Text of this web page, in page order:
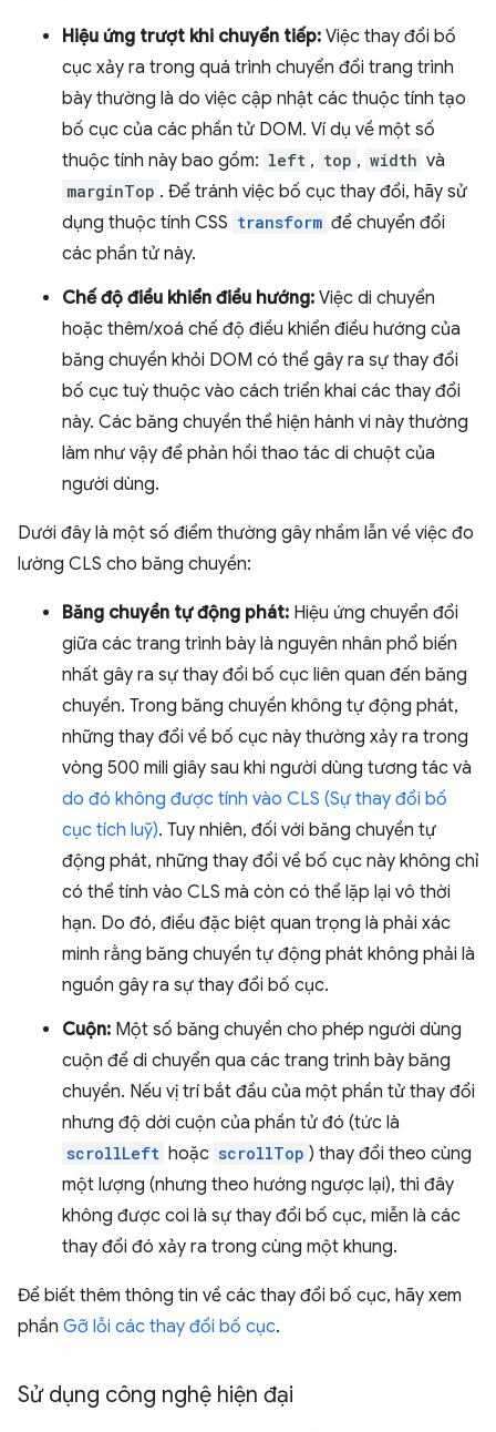
Hiệu ứng trượt khi chuyển tiếp: Việc thay đổi bố
cục xảy ra trong quá trình chuyển đổi trang trình
bày thường là do việc cập nhật các thuộc tính tạo
bố cục của các phần tử DOM. Ví dụ về một số
thuộc tính này bao gồm: left , top , width và
marginTop . Để tránh việc bố cục thay đổi, hãy sử
dụng thuộc tính CSS transform để chuyển đổi
các phần tử này.
Chế độ điều khiển điều hướng: Việc di chuyển
hoặc thêm/xoá chế độ điều khiển điều hướng của
băng chuyền khỏi DOM có thể gây ra sự thay đổi
bố cục tuỳ thuộc vào cách triển khai các thay đổi
này. Các băng chuyền thể hiện hành vi này thường
làm như vậy để phản hồi thao tác di chuột của
người dùng.
Dưới đây là một số điểm thường gây nhầm lẫn về việc đo
lường CLS cho băng chuyền:
Băng chuyền tự động phát: Hiệu ứng chuyển đổi
giữa các trang trình bày là nguyên nhân phổ biến
nhất gây ra sự thay đổi bố cục liên quan đến băng
chuyền. Trong băng chuyền không tự động phát,
những thay đổi về bố cục này thường xảy ra trong
vòng 500 mili giây sau khi người dùng tương tác và
do đó không được tính vào CLS (Sự thay đổi bố
cục tích luỹ). Tuy nhiên, đối với băng chuyền tự
động phát, những thay đổi về bố cục này không chỉ
có thể tính vào CLS mà còn có thể lặp lại vô thời
hạn. Do đó, điều đặc biệt quan trọng là phải xác
minh rằng băng chuyền tự động phát không phải là
nguồn gây ra sự thay đổi bố cục.
Cuộn: Một số băng chuyền cho phép người dùng
cuộn để di chuyển qua các trang trình bày băng
chuyền. Nếu vị trí bắt đầu của một phần tử thay đổi
nhưng độ dời cuộn của phần tử đó (tức là
scrollLeft hoặc scrollTop ) thay đổi theo cùng
một lượng (nhưng theo hướng ngược lại), thì đây
không được coi là sự thay đổi bố cục, miễn là các
thay đổi đó xảy ra trong cùng một khung.
Để biết thêm thông tin về các thay đổi bố cục, hãy xem
phần Gỡ lỗi các thay đổi bố cục.
Sử dụng công nghệ hiện đại